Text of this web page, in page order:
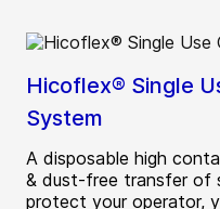
Hicoflex® Single
System
A disposable high
& dust-free transfer of
protect your operator,